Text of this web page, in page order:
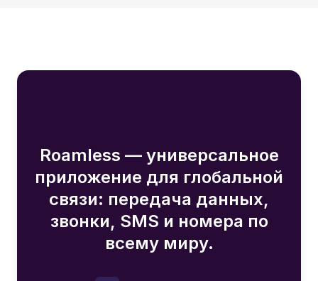
Roamless — универсальное
приложение для глобальной
связи: передача данных,
звонки, SMS и номера по
всему миру.